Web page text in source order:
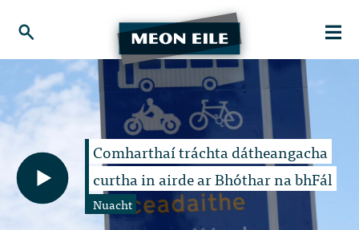
Comharthaí tráchta dátheangacha
curtha in airde ar Bhóthar na bhFál
Nuacht